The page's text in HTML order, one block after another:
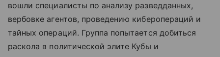
вошли специалисты по анализу разведданных,
вербовке агентов, проведению киберопераций и
тайных операций. Группа попытается добиться
раскола в политической элите Кубы и